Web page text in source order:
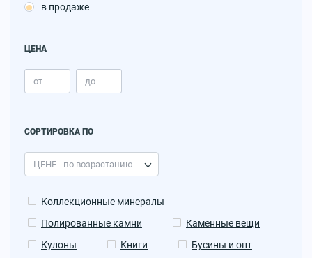
в продаже
ЦЕНА
СОРТИРОВКА ПО
Коллекционные минералы
Полированные камни
Каменные вещи
Кулоны
Книги Бусины и опт